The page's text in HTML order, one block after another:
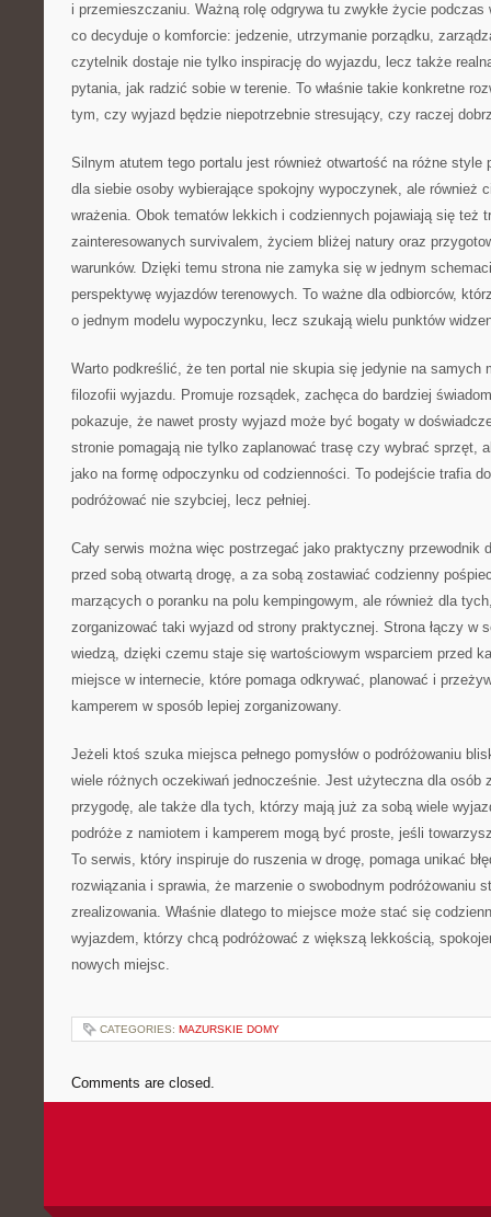
i przemieszczaniu. Ważną rolę odgrywa tu zwykłe życie
co decyduje o komforcie: jedzenie, utrzymanie porządku,
czytelnik dostaje nie tylko inspirację do wyjazdu, lecz także
pytania, jak radzić sobie w terenie. To właśnie takie konkretne
tym, czy wyjazd będzie niepotrzebnie stresujący, czy raczej
Silnym atutem tego portalu jest również otwartość na różne style
dla siebie osoby wybierające spokojny wypoczynek, ale również
wrażenia. Obok tematów lekkich i codziennych pojawiają się też
zainteresowanych survivalem, życiem bliżej natury oraz
warunków. Dzięki temu strona nie zamyka się w jednym
perspektywę wyjazdów terenowych. To ważne dla odbiorców,
o jednym modelu wypoczynku, lecz szukają wielu punktów
Warto podkreślić, że ten portal nie skupia się jedynie na samych
filozofii wyjazdu. Promuje rozsądek, zachęca do bardziej
pokazuje, że nawet prosty wyjazd może być bogaty w
stronie pomagają nie tylko zaplanować trasę czy wybrać sprzęt,
jako na formę odpoczynku od codzienności. To podejście trafia
podróżować nie szybciej, lecz pełniej.
Cały serwis można więc postrzegać jako praktyczny przewodnik
przed sobą otwartą drogę, a za sobą zostawiać codzienny
marzących o poranku na polu kempingowym, ale również dla
zorganizować taki wyjazd od strony praktycznej. Strona łączy w
wiedzą, dzięki czemu staje się wartościowym wsparciem przed
miejsce w internecie, które pomaga odkrywać, planować i
kamperem w sposób lepiej zorganizowany.
Jeżeli ktoś szuka miejsca pełnego pomysłów o podróżowaniu
wiele różnych oczekiwań jednocześnie. Jest użyteczna dla osób
przygodę, ale także dla tych, którzy mają już za sobą wiele
podróże z namiotem i kamperem mogą być proste, jeśli
To serwis, który inspiruje do ruszenia w drogę, pomaga unikać
rozwiązania i sprawia, że marzenie o swobodnym podróżowaniu
zrealizowania. Właśnie dlatego to miejsce może stać się
wyjazdem, którzy chcą podróżować z większą lekkością,
nowych miejsc.
CATEGORIES: MAZURSKIE DOMY
Comments are closed.